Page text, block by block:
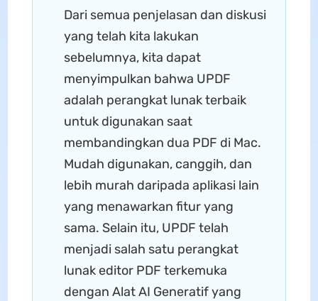
Dari semua penjelasan dan diskusi
yang telah kita lakukan
sebelumnya, kita dapat
menyimpulkan bahwa UPDF
adalah perangkat lunak terbaik
untuk digunakan saat
membandingkan dua PDF di Mac.
Mudah digunakan, canggih, dan
lebih murah daripada aplikasi lain
yang menawarkan fitur yang
sama. Selain itu, UPDF telah
menjadi salah satu perangkat
lunak editor PDF terkemuka
dengan Alat AI Generatif yang